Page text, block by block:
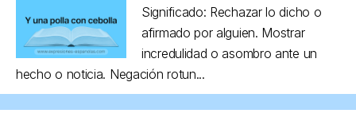
Significado: Rechazar lo dicho o
afirmado por alguien. Mostrar
incredulidad o asombro ante un
hecho o noticia. Negación rotun...